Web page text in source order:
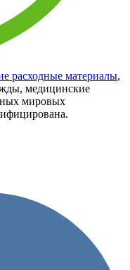
расходные материалы,
медицинские
мировых